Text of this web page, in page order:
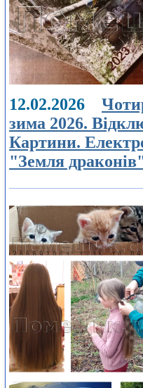
12.02.2026
зима 2026.
Картини.
"Земля